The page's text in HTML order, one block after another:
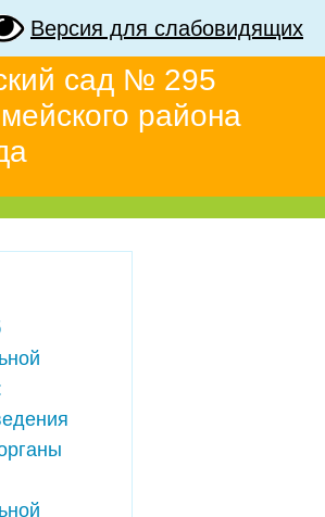
Версия для слабовидящих
сад № 295
района